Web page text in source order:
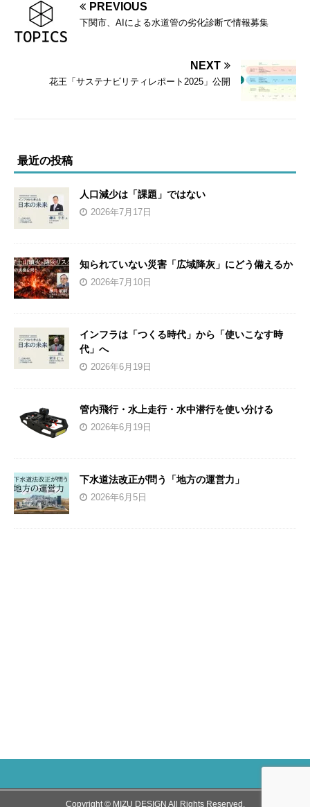
PREVIOUS
下関市、AIによる水道管の劣化診断で情報募集
NEXT
花王「サステナビリティレポート2025」公開
最近の投稿
人口減少は「課題」ではない
2026年7月17日
知られていない災害「広域降灰」にどう備えるか
2026年7月10日
インフラは「つくる時代」から「使いこなす時
代」へ
2026年6月19日
管内飛行・水上走行・水中潜行を使い分ける
2026年6月19日
下水道法改正が問う「地方の運営力」
2026年6月5日
Copyright © MIZU DESIGN All Rights Reserved.